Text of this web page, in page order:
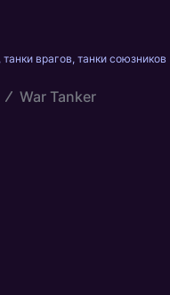
врагов, танки союзников
War Tanker